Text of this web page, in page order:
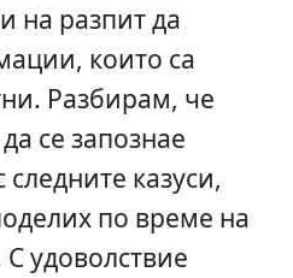
на разпит да
които са
Разбирам, че
се запознае
казуси,
по време на
удоволствие